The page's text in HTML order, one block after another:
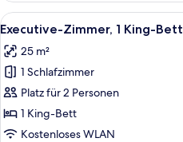
2 Queen-
Betten
Alle
Fotos
für
Executive-
Zimmer,
1 King-
Bett
7
Executive-Zimmer, 1 King-Bett
25 m²
1 Schlafzimmer
Platz für 2 Personen
1 King-Bett
Kostenloses WLAN